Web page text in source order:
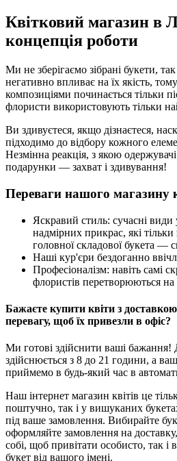
Квітковий магазин в
концепція роботи
Ми не зберігаємо зібрані букети,
негативно впливає на їх якість,
композиціями починається тільки
флористи використовують тільки
Ви здивуєтеся, якщо дізнаєтеся,
підходимо до відбору кожного
Незмінна реакція, з якою одержувачі
подарунки — захват і здивування!
Переваги нашого магазину
Яскравий стиль: сучасні види
надмірних прикрас, які тільки
головної складової букета —
Наші кур'єри бездоганно
Професіоналізм: навіть самі
флористів перетворюються на
Бажаєте купити квіти з доставкою
перевагу, щоб їх привезли в офіс?
Ми готові здійснити ваші бажання!
здійснюється з 8 до 21 години, а
приймемо в будь-який час в
Наш інтернет магазин квітів це
поштучно, так і у вишуканих
під ваше замовлення. Вибирайте
оформляйте замовлення на
собі, щоб привітати особисто, так
букет від вашого імені.